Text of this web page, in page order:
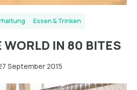
Essen & Trinken
WORLD IN 80 BITES
September 2015